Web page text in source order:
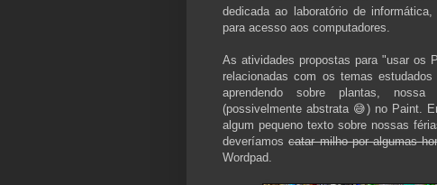
dedicada ao laboratório de
para acesso aos computadores.
As atividades propostas para "usar os
relacionadas com os temas
aprendendo sobre plantas,
(possivelmente abstrata 😅) no Paint.
algum pequeno texto sobre nossas
deveríamoscatar milho por algumas
Wordpad.